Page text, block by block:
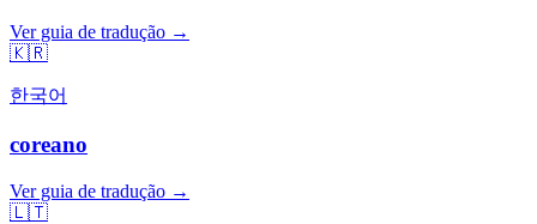
Ver guia de tradução →
🇰🇷
한국어
coreano
Ver guia de tradução →
🇱🇹